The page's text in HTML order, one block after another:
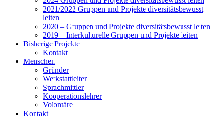
2021/2022 Gruppen und Projekte diversitätsbewusst
leiten
2020 – Gruppen und Projekte diversitätsbewusst leiten
2019 – Interkulturelle Gruppen und Projekte leiten
Bisherige Projekte
Kontakt
Menschen
Gründer
Werkstattleiter
Sprachmittler
Kooperationslehrer
Volontäre
Kontakt